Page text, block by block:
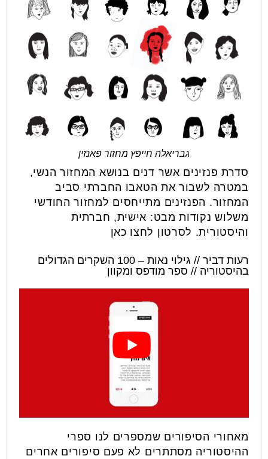
גבריאלה חייפץ מחזור פאנזין
סדרת פנזינים אשר דנים בנושא המחזור הנשי,
במטרה לשבור את הטאבו החברתי סביב
המחזור. הפנזינים מתייחסים למחזור החודשי
משלוש נקודות מבט: אישית, חברתית
והיסטורית. לסרטון לחצו כאן
רעות דביר // גילוי נאות – 100 השקרים הגדולים
בהיסטוריה // ספר מודפס ומקוון
מאחורי הסיפורים שמספרים לנו ספרי
ההיסטוריה מסתתרים לא פעם סיפורים אחרים